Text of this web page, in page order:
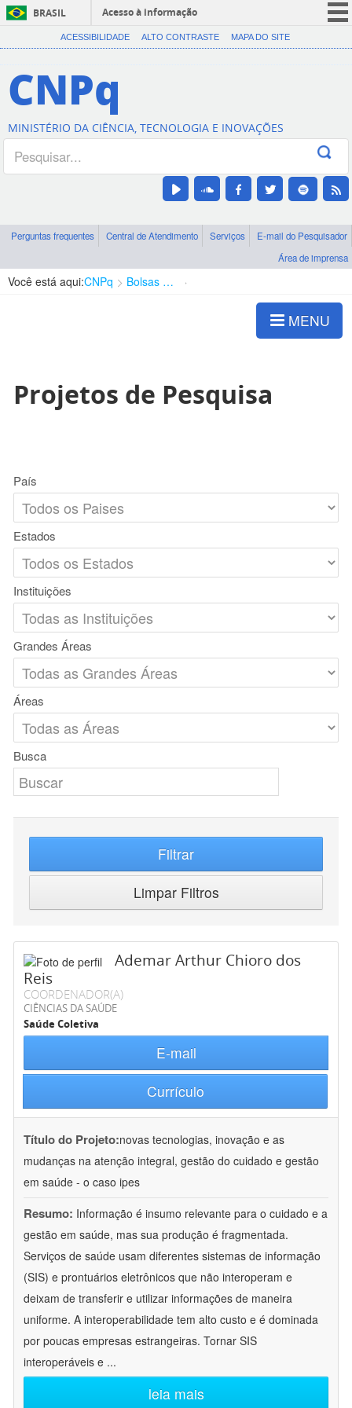
BRASIL
Acesso à informação
CORONAVÍRUS (COVID-19)
Canais
ACESSIBILIDADE ALTO CONTRASTE MAPA DO SITE
CNPq
MINISTÉRIO DA CIÊNCIA, TECNOLOGIA E INOVAÇÕES
Perguntas frequentes Central de Atendimento Serviços
E-mail do Pesquisador
Área de imprensa
Você está aqui:CNPq Bolsas e Auxílios Vigentes
MENU
Projetos de Pesquisa
País
Estados
Instituições
Grandes Áreas
Áreas
Busca
Filtrar
Limpar Filtros
Ademar Arthur Chioro dos
Reis
COORDENADOR(A)
CIÊNCIAS DA SAÚDE
Saúde Coletiva
E-mail
Currículo
Título do Projeto:novas tecnologias, inovação e as
mudanças na atenção integral, gestão do cuidado e gestão
em saúde - o caso ipes
Resumo: Informação é insumo relevante para o cuidado e a
gestão em saúde, mas sua produção é fragmentada.
Serviços de saúde usam diferentes sistemas de informação
(SIS) e prontuários eletrônicos que não interoperam e
deixam de transferir e utilizar informações de maneira
uniforme. A interoperabilidade tem alto custo e é dominada
por poucas empresas estrangeiras. Tornar SIS
interoperáveis e ...
leia mais